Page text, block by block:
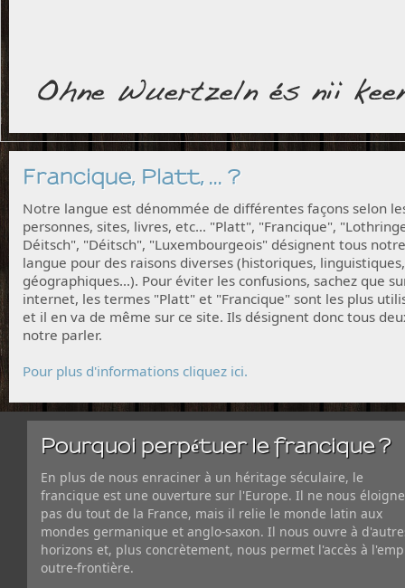
Francique, Platt, ... ?
Notre langue est dénommée de différentes façons selon
personnes, sites, livres, etc... "Platt", "Francique",
Déitsch", "Déitsch", "Luxembourgeois" désignent tous notre
langue pour des raisons diverses (historiques, linguistiques,
géographiques...). Pour éviter les confusions, sachez que
internet, les termes "Platt" et "Francique" sont les plus
et il en va de même sur ce site. Ils désignent donc tous
notre parler.
Pour plus d'informations cliquez ici.
Pourquoi perpétuer le francique ?
En plus de nous enraciner à un héritage séculaire, le
francique est une ouverture sur l'Europe. Il ne nous éloigne
pas du tout de la France, mais il relie le monde latin aux
mondes germanique et anglo-saxon. Il nous ouvre à
horizons et, plus concrètement, nous permet l'accès à
outre-frontière.